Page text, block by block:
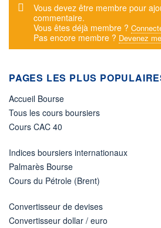
Message d'alerte
Vous devez être membre pour
commentaire.
Vous êtes déjà membre ?
Pas encore membre ? Devenez
PAGES LES PLUS
Accueil Bourse
Tous les cours boursiers
Cours CAC 40
Indices boursiers internationaux
Palmarès Bourse
Cours du Pétrole (Brent)
Convertisseur de devises
Convertisseur dollar / euro